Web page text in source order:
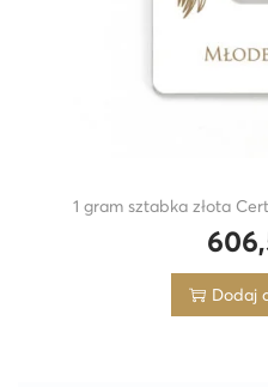
1 gram sztabka złota
Dodaj